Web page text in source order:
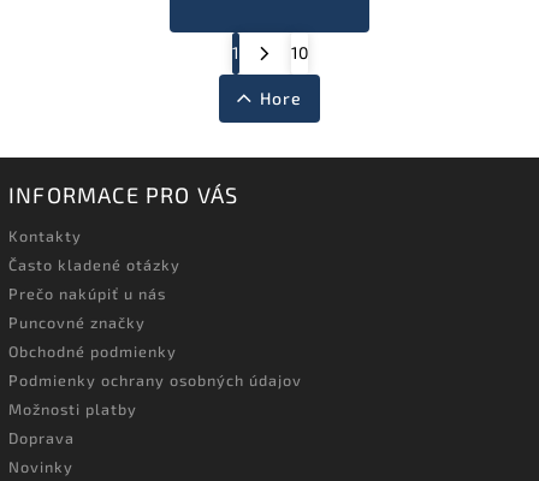
1 10
Hore
INFORMACE PRO VÁS
Kontakty
Často kladené otázky
Prečo nakúpiť u nás
Puncovné značky
Obchodné podmienky
Podmienky ochrany osobných údajov
Možnosti platby
Doprava
Novinky